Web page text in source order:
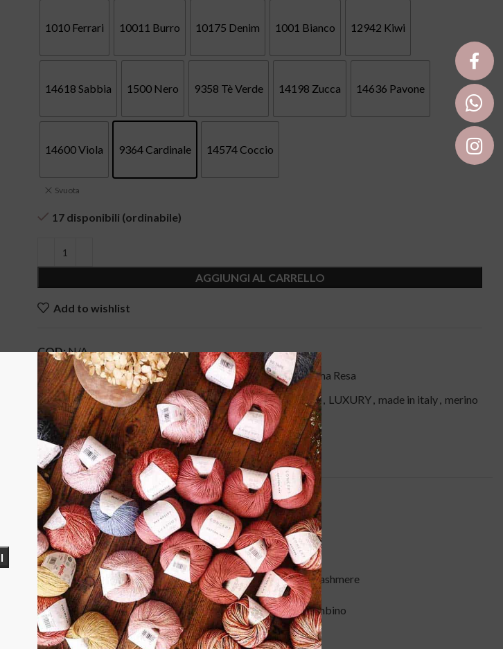
1010 Ferrari 10011 Burro 10175 Denim 1001 Bianco 12942 Kiwi
14618 Sabbia 1500 Nero 9358 Tè Verde 14198 Zucca 14636 Pavone
14600 Viola 9364 Cardinale 14574 Coccio
Svuota
17 disponibili (ordinabile)
AGGIUNGI AL CARRELLO
Add to wishlist
COD:N/A
Categorie:Autunno-Inverno , Cashmere Filati , Lana, Ottima Resa
Tag:blu, cashmere, extrafine, lana, lana gatto, lana merino, LUXURY, made in italy, merino
, petrolio, rosa , rosso , verde, vip
Share:
AGGIUNTIVE RECENSIONI (0)
Vip Luxury Collection
morbida composta da 80% di Lana Extrafine Merino e dal 20% di Cashmere
si uniscono per donarti capi di lusso, ideale anche per capi da bambino